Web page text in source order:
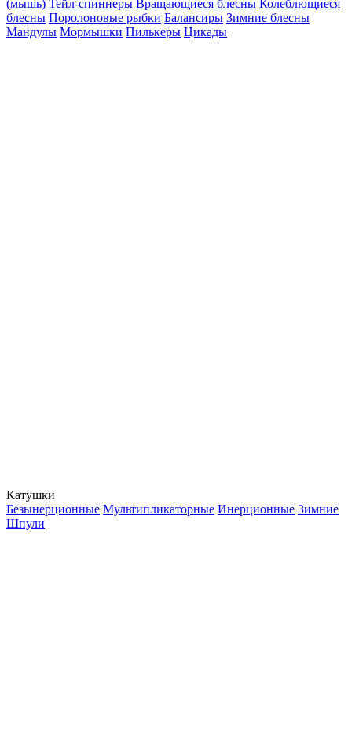
(мышь) Тейл-спиннеры Вращающиеся блесны Колеблющиеся
блесны Поролоновые рыбки Балансиры Зимние блесны
Мандулы Мормышки Пилькеры Цикады
Катушки
Безынерционные Мультипликаторные Инерционные Зимние
Шпули